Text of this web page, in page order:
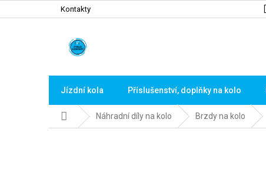
na
Kontakty
Jízdní kola Příslušenství, doplňky na kolo
Domů Náhradní díly na kolo Brzdy na kolo